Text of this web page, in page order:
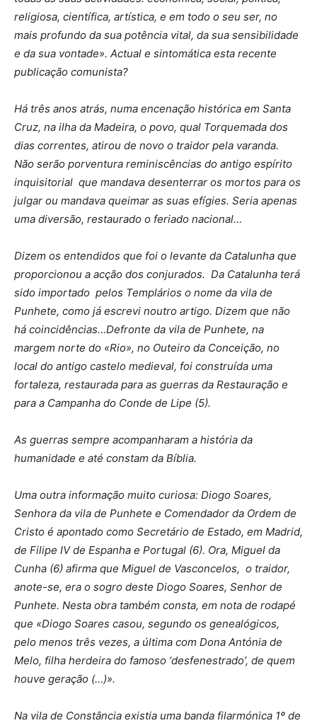
religiosa, científica, artística, e em todo o seu ser, no
mais profundo da sua potência vital, da sua sensibilidade
e da sua vontade». Actual e sintomática esta recente
publicação comunista?
Há três anos atrás, numa encenação histórica em Santa
Cruz, na ilha da Madeira, o povo, qual Torquemada dos
dias correntes, atirou de novo o traidor pela varanda.
Não serão porventura reminiscências do antigo espírito
inquisitorial que mandava desenterrar os mortos para os
julgar ou mandava queimar as suas efígies. Seria apenas
uma diversão, restaurado o feriado nacional…
Dizem os entendidos que foi o levante da Catalunha que
proporcionou a acção dos conjurados. Da Catalunha terá
sido importado pelos Templários o nome da vila de
Punhete, como já escrevi noutro artigo. Dizem que não
há coincidências…Defronte da vila de Punhete, na
margem norte do «Rio», no Outeiro da Conceição, no
local do antigo castelo medieval, foi construída uma
fortaleza, restaurada para as guerras da Restauração e
para a Campanha do Conde de Lipe (5).
As guerras sempre acompanharam a história da
humanidade e até constam da Bíblia.
Uma outra informação muito curiosa: Diogo Soares,
Senhora da vila de Punhete e Comendador da Ordem de
Cristo é apontado como Secretário de Estado, em Madrid,
de Filipe IV de Espanha e Portugal (6). Ora, Miguel da
Cunha (6) afirma que Miguel de Vasconcelos, o traidor,
anote-se, era o sogro deste Diogo Soares, Senhor de
Punhete. Nesta obra também consta, em nota de rodapé
que «Diogo Soares casou, segundo os genealógicos,
pelo menos três vezes, a última com Dona Antónia de
Melo, filha herdeira do famoso ‘desfenestrado’, de quem
houve geração (…)».
Na vila de Constância existia uma banda filarmónica 1º de